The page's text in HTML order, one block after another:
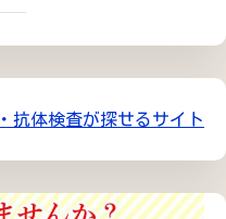
抗体検査が探せるサイト